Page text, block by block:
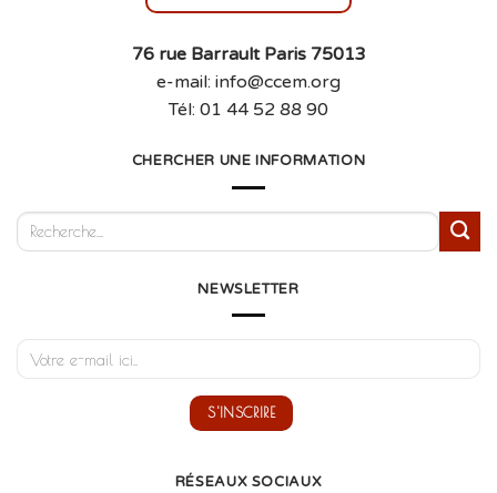
76 rue Barrault Paris 75013
e-mail: info@ccem.org
Tél: 01 44 52 88 90
CHERCHER UNE INFORMATION
NEWSLETTER
RÉSEAUX SOCIAUX